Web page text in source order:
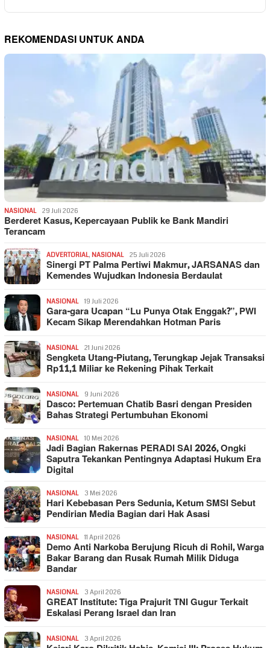
REKOMENDASI UNTUK ANDA
NASIONAL 29 Juli 2026
Berderet Kasus, Kepercayaan Publik ke Bank Mandiri
Terancam
ADVERTORIAL, NASIONAL 25 Juli 2026
Sinergi PT Palma Pertiwi Makmur, JARSANAS dan
Kemendes Wujudkan Indonesia Berdaulat
NASIONAL 19 Juli 2026
Gara-gara Ucapan “Lu Punya Otak Enggak?”, PWI
Kecam Sikap Merendahkan Hotman Paris
NASIONAL 21 Juni 2026
Sengketa Utang-Piutang, Terungkap Jejak Transaksi
Rp11,1 Miliar ke Rekening Pihak Terkait
NASIONAL 9 Juni 2026
Dasco: Pertemuan Chatib Basri dengan Presiden
Bahas Strategi Pertumbuhan Ekonomi
NASIONAL 10 Mei 2026
Jadi Bagian Rakernas PERADI SAI 2026, Ongki
Saputra Tekankan Pentingnya Adaptasi Hukum Era
Digital
NASIONAL 3 Mei 2026
Hari Kebebasan Pers Sedunia, Ketum SMSI Sebut
Pendirian Media Bagian dari Hak Asasi
NASIONAL 11 April 2026
Demo Anti Narkoba Berujung Ricuh di Rohil, Warga
Bakar Barang dan Rusak Rumah Milik Diduga
Bandar
NASIONAL 3 April 2026
GREAT Institute: Tiga Prajurit TNI Gugur Terkait
Eskalasi Perang Israel dan Iran
NASIONAL 3 April 2026